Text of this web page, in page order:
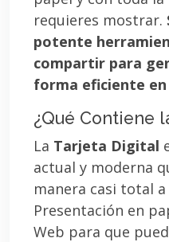
requieres mostrar.
potente
compartir para
forma eficiente
¿Qué Contiene
La Tarjeta Digital
actual y moderna
manera casi total
Presentación en
Web para que